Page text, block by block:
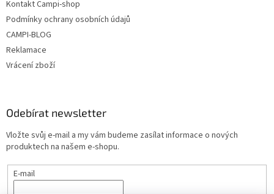
Kontakt Campi-shop
Podmínky ochrany osobních údajů
CAMPI-BLOG
Reklamace
Vrácení zboží
Odebírat newsletter
Vložte svůj e-mail a my vám budeme zasílat informace o nových
produktech na našem e-shopu.
E-mail